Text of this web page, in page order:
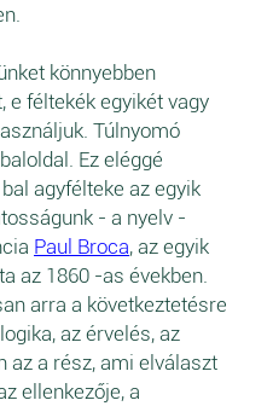
könnyebben
e féltekék egyikét vagy
Túlnyomó
Ez eléggé
agyfélteke az egyik
- a nyelv -
Paul Broca, az egyik
az 1860 -as években.
arra a következtetésre
az érvelés, az
az a rész, ami elválaszt
ellenkezője, a